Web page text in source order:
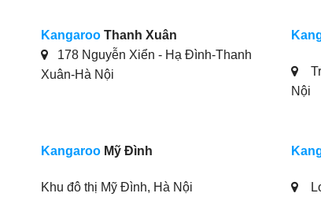
Kangaroo Thanh Xuân
178 Nguyễn Xiển - Hạ Đình-Thanh
Xuân-Hà Nội
Nội
Kangaroo Mỹ Đình
Khu đô thị Mỹ Đình, Hà Nội